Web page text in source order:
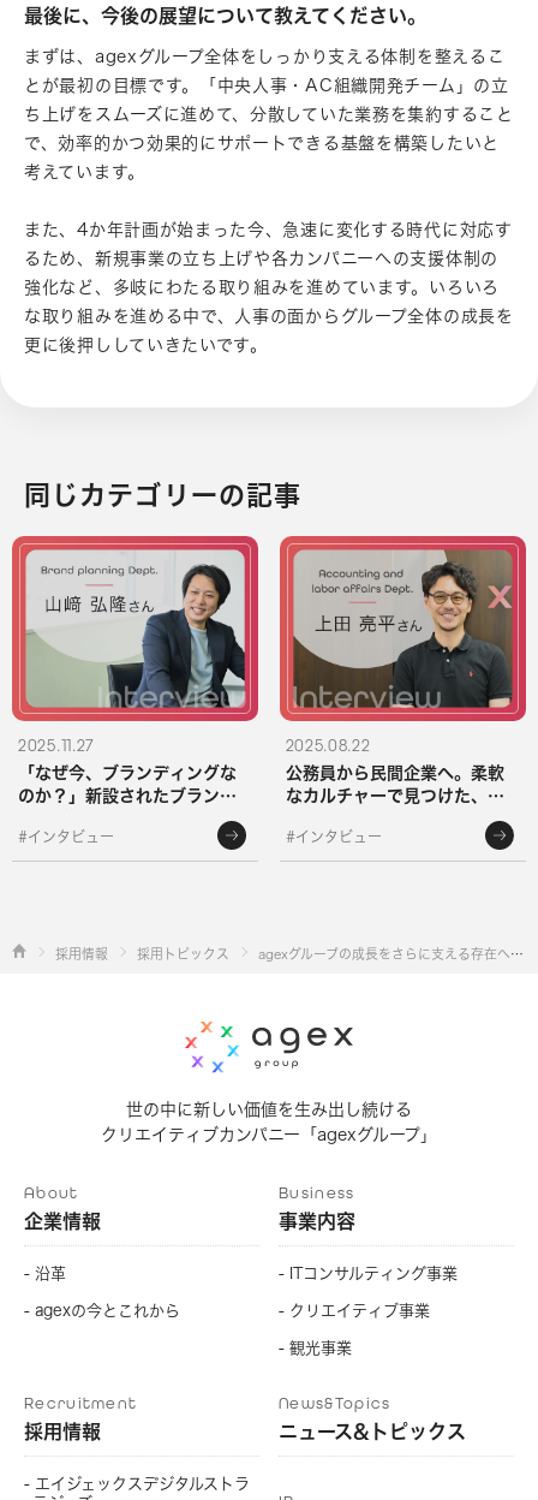
最後に、今後の展望について教えてください。
まずは、agexグループ全体をしっかり支える体制を整えるこ
とが最初の目標です。「中央人事・AC組織開発チーム」の立
ち上げをスムーズに進めて、分散していた業務を集約すること
で、効率的かつ効果的にサポートできる基盤を構築したいと
考えています。
また、4か年計画が始まった今、急速に変化する時代に対応す
るため、新規事業の立ち上げや各カンパニーへの支援体制の
強化など、多岐にわたる取り組みを進めています。いろいろ
な取り組みを進める中で、人事の面からグループ全体の成長を
更に後押ししていきたいです。
同じカテゴリーの記事
2025.11.27
「なぜ今、ブランディングな
のか？」新設されたブランド
企画グループのGMが語る、
ACの未来と戦略
#インタビュー
2025.08.22
公務員から民間企業へ。柔軟
なカルチャーで見つけた、自
分らしい働き方——上田亮平
が語るキャリアの現在地
#インタビュー
採用情報 採用トピックス agexグループの成長をさらに支える存在へ。人事・組織開発支援グループGM秋吉康浩が語る、組織再編の裏側とは？
世の中に新しい価値を生み出し続ける
クリエイティブカンパニー「agexグループ」
About
企業情報
- 沿革
- agexの今とこれから
Business
事業内容
- ITコンサルティング事業
- クリエイティブ事業
- 観光事業
Recruitment
採用情報
- エイジェックスデジタルストラ
News&Topics
ニュース&トピックス